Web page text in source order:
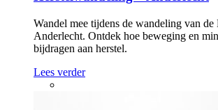
Wandel mee tijdens de wandeling van de
Anderlecht. Ontdek hoe beweging en
bijdragen aan herstel.
Lees verder